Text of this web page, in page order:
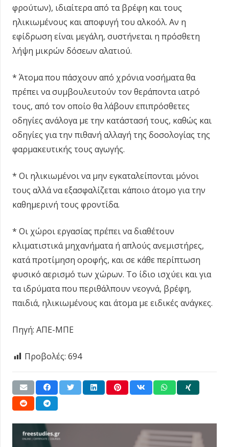
φρούτων), ιδιαίτερα από τα βρέφη και τους
ηλικιωμένους και αποφυγή του αλκοόλ. Αν η
εφίδρωση είναι μεγάλη, συστήνεται η πρόσθετη
λήψη μικρών δόσεων αλατιού.
* Άτομα που πάσχουν από χρόνια νοσήματα θα
πρέπει να συμβουλευτούν τον θεράποντα ιατρό
τους, από τον οποίο θα λάβουν επιπρόσθετες
οδηγίες ανάλογα με την κατάστασή τους, καθώς και
οδηγίες για την πιθανή αλλαγή της δοσολογίας της
φαρμακευτικής τους αγωγής.
* Οι ηλικιωμένοι να μην εγκαταλείπονται μόνοι
τους αλλά να εξασφαλίζεται κάποιο άτομο για την
καθημερινή τους φροντίδα.
* Οι χώροι εργασίας πρέπει να διαθέτουν
κλιματιστικά μηχανήματα ή απλούς ανεμιστήρες,
κατά προτίμηση οροφής, και σε κάθε περίπτωση
φυσικό αερισμό των χώρων. Το ίδιο ισχύει και για
τα ιδρύματα που περιθάλπουν νεογνά, βρέφη,
παιδιά, ηλικιωμένους και άτομα με ειδικές ανάγκες.
Πηγή: ΑΠΕ-ΜΠΕ
Προβολές: 694